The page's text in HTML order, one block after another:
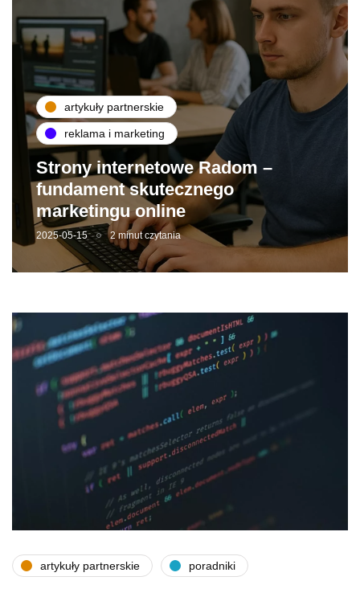
artykuły partnerskie
reklama i marketing
Strony internetowe Radom –
fundament skutecznego
marketingu online
2025-05-15 2 minut czytania
artykuły partnerskie poradniki